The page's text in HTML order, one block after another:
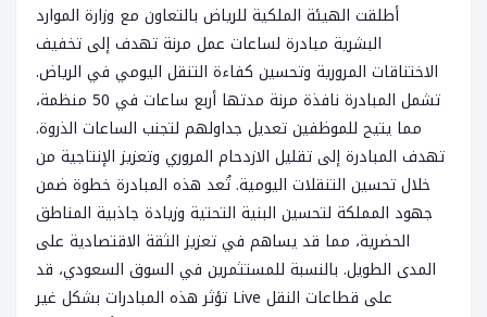
أطلقت الهيئة الملكية للرياض بالتعاون مع وزارة الموارد
البشرية مبادرة لساعات عمل مرنة تهدف إلى تخفيف
الاختناقات المرورية وتحسين كفاءة التنقل اليومي في الرياض.
تشمل المبادرة نافذة مرنة مدتها أربع ساعات في 50 منظمة،
مما يتيح للموظفين تعديل جداولهم لتجنب الساعات الذروة.
تهدف المبادرة إلى تقليل الازدحام المروري وتعزيز الإنتاجية من
خلال تحسين التنقلات اليومية. تُعد هذه المبادرة خطوة ضمن
جهود المملكة لتحسين البنية التحتية وزيادة جاذبية المناطق
الحضرية، مما قد يساهم في تعزيز الثقة الاقتصادية على
المدى الطويل. بالنسبة للمستثمرين في السوق السعودي، قد
تؤثر هذه المبادرات بشكل غير Live على قطاعات النقل